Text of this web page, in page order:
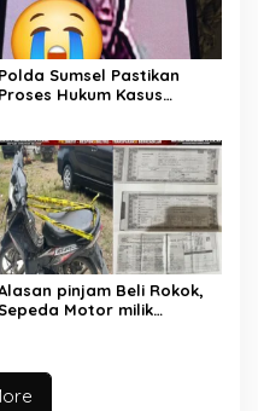
Polda Sumsel Pastikan
Proses Hukum Kasus
pinjam Beli Rokok,
Sepeda Motor milik